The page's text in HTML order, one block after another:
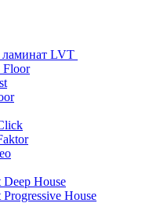
LVT
Floor
Deep House
Progressive House